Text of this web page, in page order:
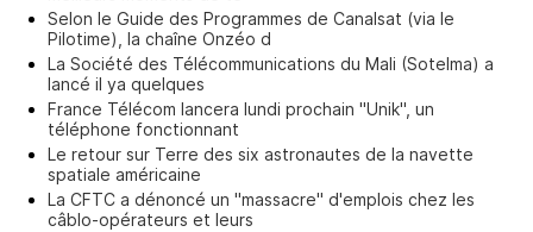
Selon le Guide des Programmes de Canalsat (via le
Pilotime), la chaîne Onzéo d
La Société des Télécommunications du Mali (Sotelma) a
lancé il ya quelques
France Télécom lancera lundi prochain "Unik", un
téléphone fonctionnant
Le retour sur Terre des six astronautes de la navette
spatiale américaine
La CFTC a dénoncé un "massacre" d'emplois chez les
câblo-opérateurs et leurs